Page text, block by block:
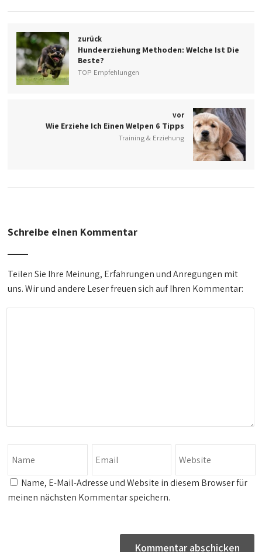
zurück
Hundeerziehung Methoden: Welche Ist Die
Beste?
TOP Empfehlungen
vor
Wie Erziehe Ich Einen Welpen 6 Tipps
Training & Erziehung
Schreibe einen Kommentar
Teilen Sie Ihre Meinung, Erfahrungen und Anregungen mit
uns. Wir und andere Leser freuen sich auf Ihren Kommentar:
Name, E-Mail-Adresse und Website in diesem Browser für
meinen nächsten Kommentar speichern.